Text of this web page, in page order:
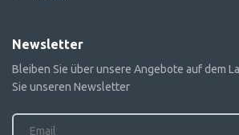
Newsletter
Bleiben Sie über unsere Angebote auf dem
Sie unseren Newsletter